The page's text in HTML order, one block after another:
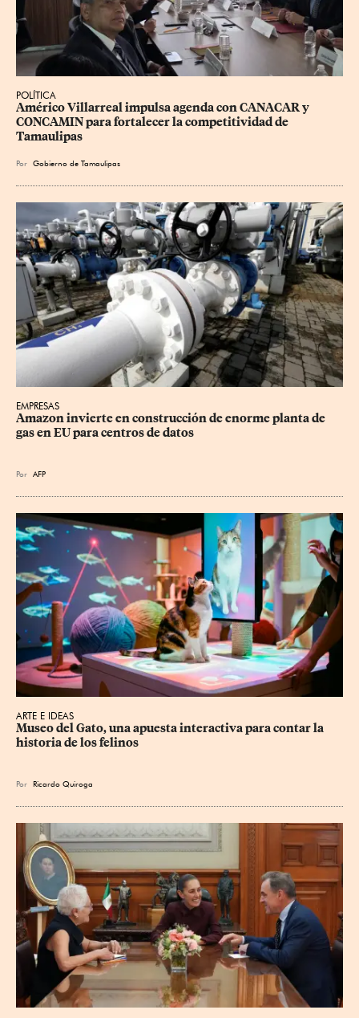
POLÍTICA
Américo Villarreal impulsa agenda con CANACAR y
CONCAMIN para fortalecer la competitividad de
Tamaulipas
Por Gobierno de Tamaulipas
EMPRESAS
Amazon invierte en construcción de enorme planta de
gas en EU para centros de datos
Por AFP
ARTE E IDEAS
Museo del Gato, una apuesta interactiva para contar la
historia de los felinos
Por Ricardo Quiroga